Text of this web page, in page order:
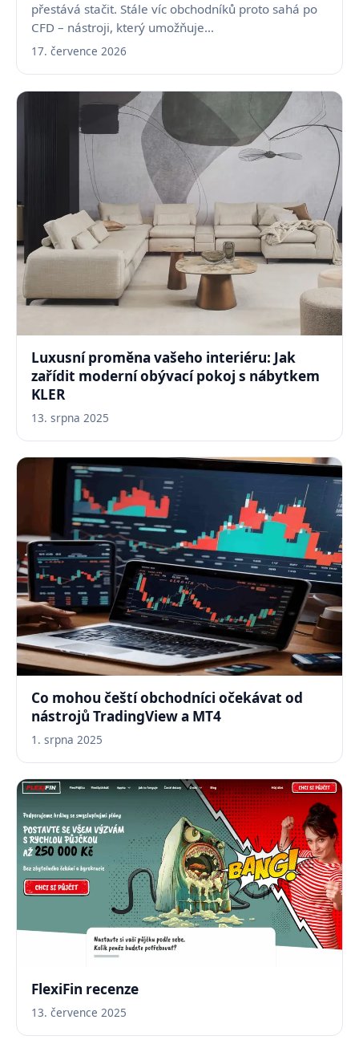
přestává stačit. Stále víc obchodníků proto sahá po
CFD – nástroji, který umožňuje…
17. července 2026
Luxusní proměna vašeho interiéru: Jak
zařídit moderní obývací pokoj s nábytkem
KLER
13. srpna 2025
Co mohou čeští obchodníci očekávat od
nástrojů TradingView a MT4
1. srpna 2025
FlexiFin recenze
13. července 2025